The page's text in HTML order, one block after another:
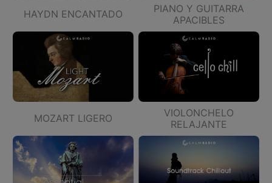
HAYDN ENCANTADO
PIANO Y GUITARRA
APACIBLES
MOZART LIGERO
VIOLONCHELO
RELAJANTE